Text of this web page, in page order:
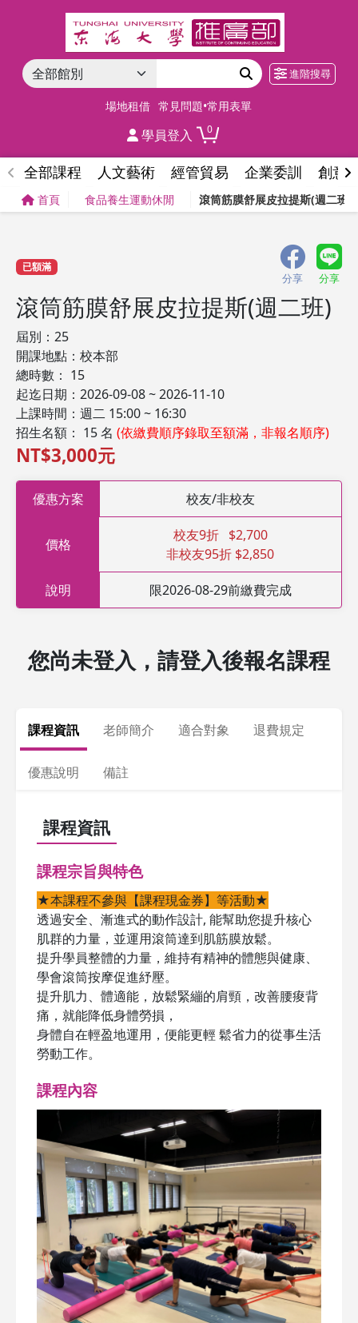
進階搜尋
場地租借 常見問題•常用表單
學員登入 0
全部課程 人文藝術 經管貿易 企業委訓 創意
首頁 食品養生運動休閒 滾筒筋膜舒展皮拉提斯(週二班)
已額滿
分享 分享
滾筒筋膜舒展皮拉提斯(週二班)
屆別：25
開課地點：校本部
總時數： 15
起迄日期：2026-09-08 ~ 2026-11-10
上課時間：週二 15:00 ~ 16:30
招生名額： 15 名 (依繳費順序錄取至額滿，非報名順序)
NT$3,000元
優惠方案 校友/非校友
價格
校友9折 $2,700
非校友95折 $2,850
說明 限2026-08-29前繳費完成
您尚未登入，請登入後報名課程
課程資訊 老師簡介 適合對象 退費規定
優惠說明 備註
課程資訊
課程宗旨與特色
★本課程不參與【課程現金券】等活動★
透過安全、漸進式的動作設計, 能幫助您提升核心
肌群的力量，並運用滾筒達到肌筋膜放鬆。
提升學員整體的力量，維持有精神的體態與健康、
學會滾筒按摩促進紓壓。
提升肌力、體適能，放鬆緊繃的肩頸，改善腰痠背
痛，就能降低身體勞損，
身體自在輕盈地運用，便能更輕 鬆省力的從事生活
勞動工作。
課程內容